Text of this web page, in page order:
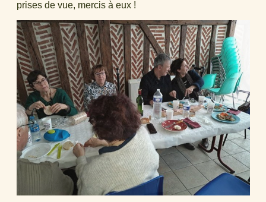
prises de vue, mercis à eux !